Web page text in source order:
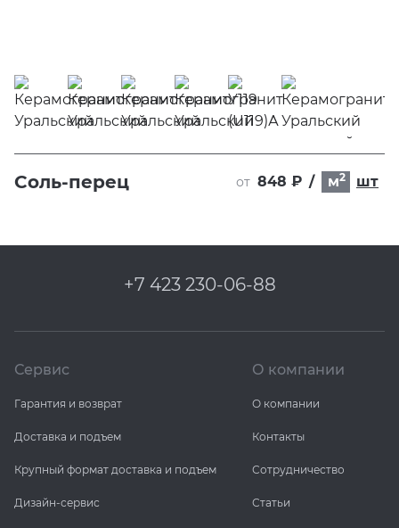
Соль-перец от 848 ₽ / м2 шт
+7 423 230-06-88
Сервис
Гарантия и возврат
Доставка и подъем
Крупный формат доставка и подъем
Дизайн-сервис
О компании
О компании
Контакты
Сотрудничество
Статьи